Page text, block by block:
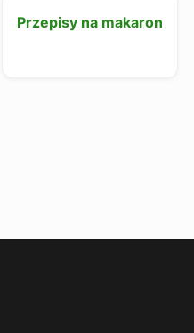
Przepisy na makaron